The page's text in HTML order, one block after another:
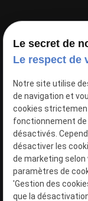
ZI,
Le secret de
Le respect de
Notre site utilise
de navigation et
cookies
fonctionnement
désactivés.
désactiver les
de marketing
paramètres de
'Gestion des
que la